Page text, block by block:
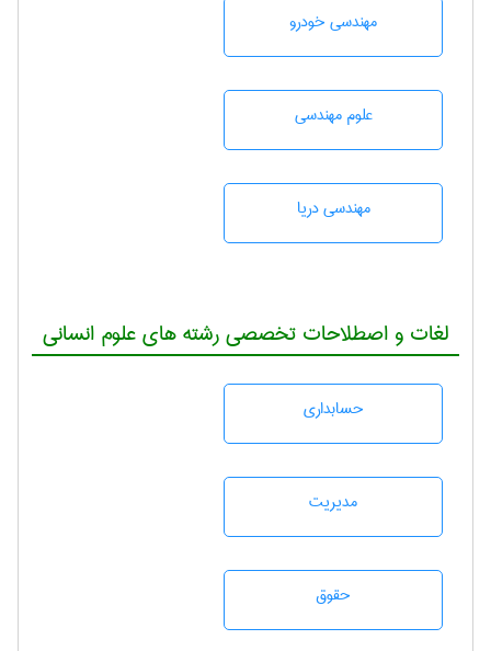
مهندسی خودرو
علوم مهندسی
مهندسی دریا
لغات و اصطلاحات تخصصی رشته های علوم انسانی
حسابداری
مديريت
حقوق